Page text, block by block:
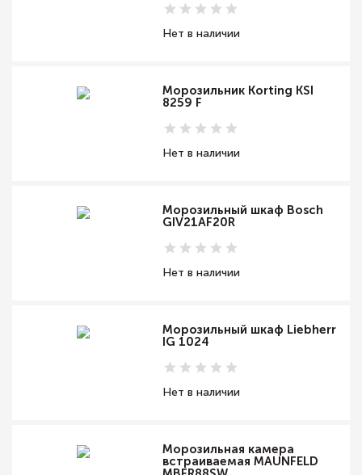
Нет в наличии
Морозильник Korting KSI
8259 F
Нет в наличии
Морозильный шкаф Bosch
GIV21AF20R
Нет в наличии
Морозильный шкаф Liebherr
IG 1024
Нет в наличии
Морозильная камера
встраиваемая MAUNFELD